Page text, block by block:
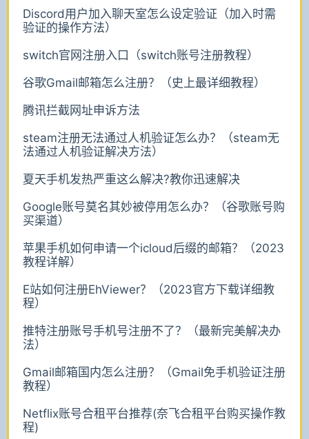
Discord用户加入聊天室怎么设定验证（加入时需
验证的操作方法）
switch官网注册入口（switch账号注册教程）
谷歌Gmail邮箱怎么注册？（史上最详细教程）
腾讯拦截网址申诉方法
steam注册无法通过人机验证怎么办？（steam无
法通过人机验证解决方法）
夏天手机发热严重这么解决?教你迅速解决
Google账号莫名其妙被停用怎么办？（谷歌账号购
买渠道）
苹果手机如何申请一个icloud后缀的邮箱？（2023
教程详解）
E站如何注册EhViewer？（2023官方下载详细教
程）
推特注册账号手机号注册不了？（最新完美解决办
法）
Gmail邮箱国内怎么注册？（Gmail免手机验证注册
教程）
Netflix账号合租平台推荐(奈飞合租平台购买操作教
程)